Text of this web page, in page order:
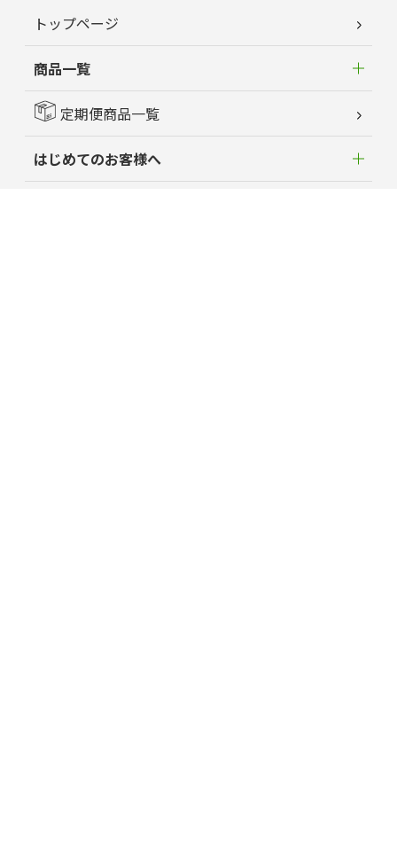
トップページ
商品一覧
定期便商品一覧
はじめてのお客様へ